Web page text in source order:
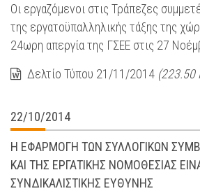
Οι εργαζόμενοι στις Τράπεζες
της εργατοϋπαλληλικής τάξης της
24ωρη απεργία της ΓΣΕΕ στις 27
Δελτίο Τύπου 21/11/2014 (223.50
22/10/2014
Η ΕΦΑΡΜΟΓΗ ΤΩΝ ΣΥΛΛΟΓΙΚΩΝ
ΚΑΙ ΤΗΣ ΕΡΓΑΤΙΚΗΣ ΝΟΜΟΘΕΣΙΑΣ
ΣΥΝΔΙΚΑΛΙΣΤΙΚΗΣ ΕΥΘΥΝΗΣ